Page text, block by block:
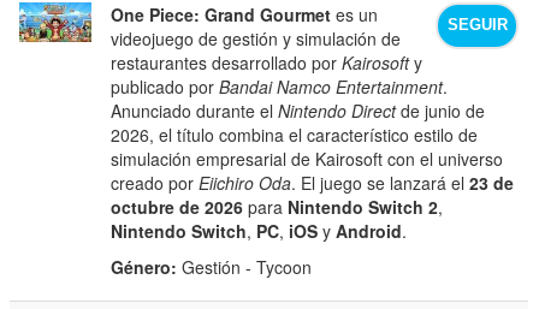
SEGUIR
One Piece: Grand Gourmet es un
videojuego de gestión y simulación de
restaurantes desarrollado porKairosofty
publicado porBandai Namco Entertainment.
Anunciado durante elNintendo Directde junio de
2026, el título combina el característico estilo de
simulación empresarial de Kairosoft con el universo
creado porEiichiro Oda. El juego se lanzará el23 de
octubre de 2026 para Nintendo Switch 2,
Nintendo Switch, PC, iOS yAndroid.
Género: Gestión - Tycoon